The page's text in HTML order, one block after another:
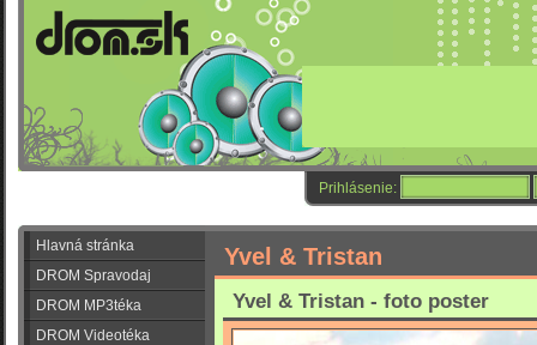
Prihlásenie:
Hlavná stránka
DROM Spravodaj
DROM MP3téka
DROM Videotéka
Yvel & Tristan
Yvel & Tristan - foto poster